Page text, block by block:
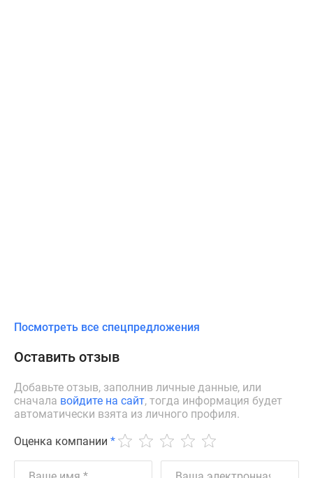
Посмотреть все спецпредложения
Оставить отзыв
Добавьте отзыв, заполнив личные данные, или
сначала войдите на сайт, тогда информация будет
автоматически взята из личного профиля.
Оценка компании *